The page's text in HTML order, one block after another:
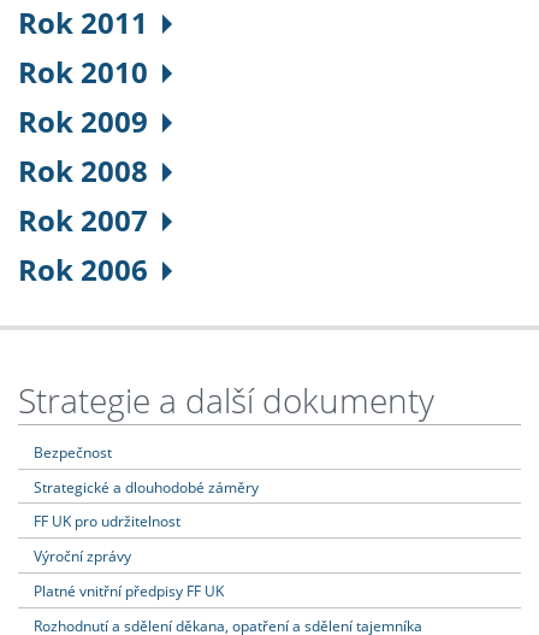
Rok 2011
Rok 2010
Rok 2009
Rok 2008
Rok 2007
Rok 2006
Strategie a další dokumenty
Bezpečnost
Strategické a dlouhodobé záměry
FF UK pro udržitelnost
Výroční zprávy
Platné vnitřní předpisy FF UK
Rozhodnutí a sdělení děkana, opatření a sdělení tajemníka